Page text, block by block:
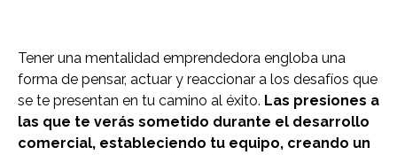
Tener una mentalidad emprendedora engloba una
forma de pensar, actuar y reaccionar a los desafíos que
se te presentan en tu camino al éxito. Las presiones a
las que te verás sometido durante el desarrollo
comercial, estableciendo tu equipo, creando un